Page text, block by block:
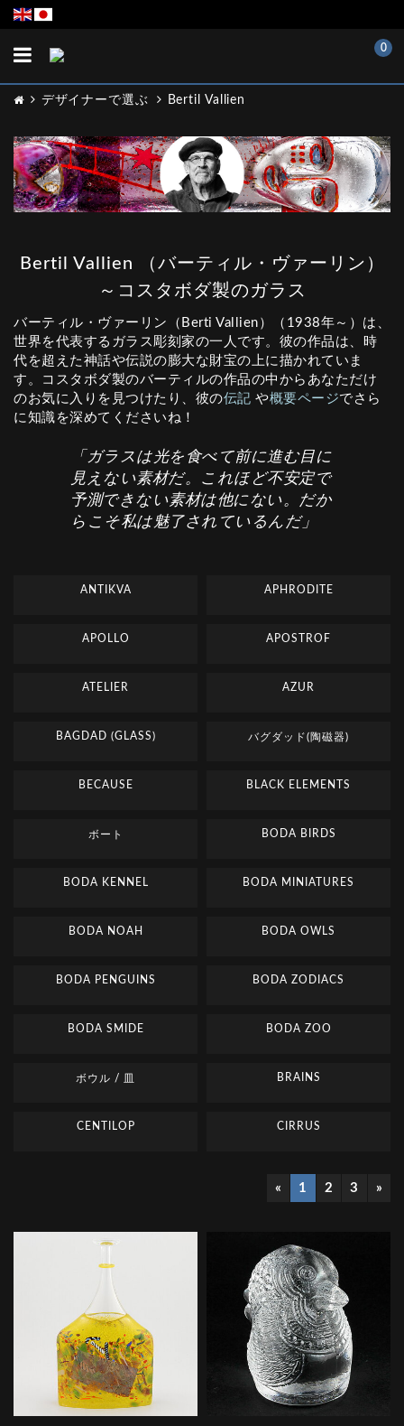
0
Toggle
デザイナーで選ぶ Bertil Vallien
Bertil Vallien （バーティル・ヴァーリン）
～コスタボダ製のガラス
バーティル・ヴァーリン（Berti Vallien）（1938年～）は、
世界を代表するガラス彫刻家の一人です。彼の作品は、時
代を超えた神話や伝説の膨大な財宝の上に描かれていま
す。コスタボダ製のバーティルの作品の中からあなただけ
のお気に入りを見つけたり、彼の伝記 や概要ページでさら
に知識を深めてくださいね！
「ガラスは光を食べて前に進む目に
見えない素材だ。これほど不安定で
予測できない素材は他にない。だか
らこそ私は魅了されているんだ」
ANTIKVA APHRODITE
APOLLO APOSTROF
ATELIER AZUR
BAGDAD (GLASS) バグダッド(陶磁器)
BECAUSE BLACK ELEMENTS
ボート BODA BIRDS
BODA KENNEL BODA MINIATURES
BODA NOAH BODA OWLS
BODA PENGUINS BODA ZODIACS
BODA SMIDE BODA ZOO
ボウル / 皿 BRAINS
CENTILOP CIRRUS
« 1 2 3 »